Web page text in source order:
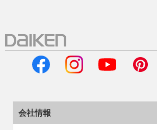
会社情報